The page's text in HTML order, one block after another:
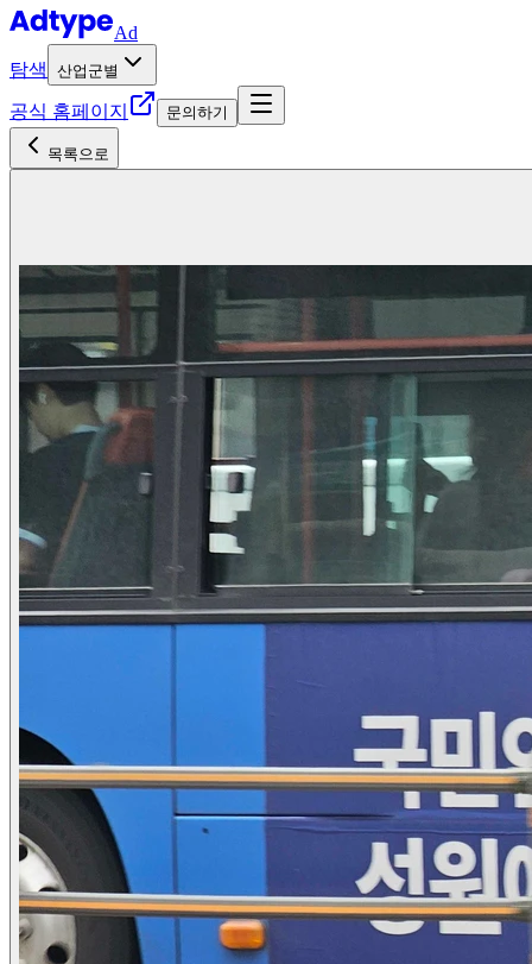
Ad
탐색
산업군별
공식 홈페이지 문의하기
목록으로